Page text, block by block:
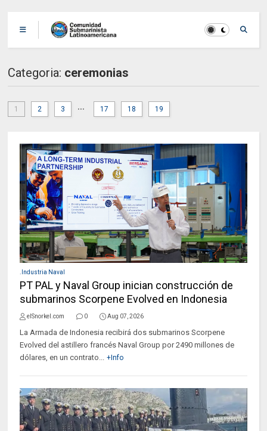
Categoria: ceremonias
1 2 3 ... 17 18 19
.Industria Naval
PT PAL y Naval Group inician construcción de
submarinos Scorpene Evolved en Indonesia
elSnorkel.com 0 Aug 07, 2026
La Armada de Indonesia recibirá dos submarinos Scorpene
Evolved del astillero francés Naval Group por 2490 millones de
dólares, en un contrato... +Info